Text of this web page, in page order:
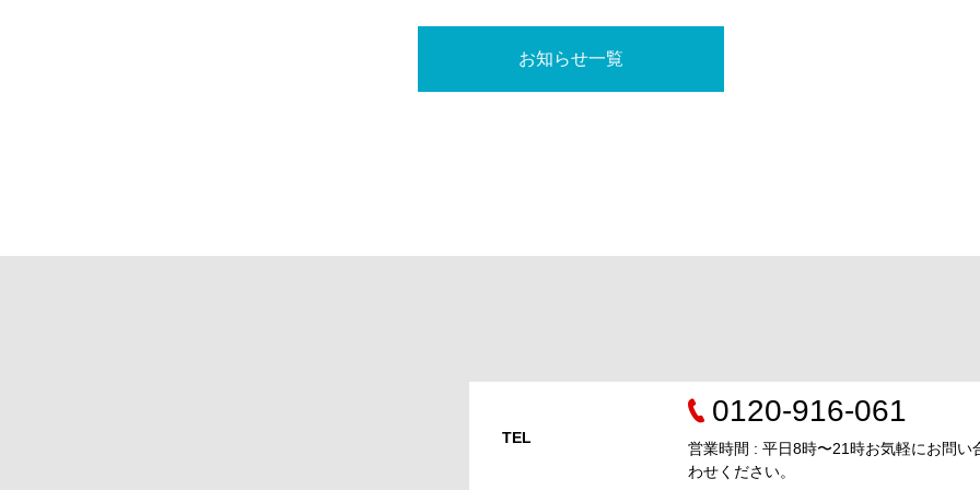
お知らせ一覧
TEL
0120-916-061
営業時間 : 平日8時〜21時お気軽にお問い
わせください。